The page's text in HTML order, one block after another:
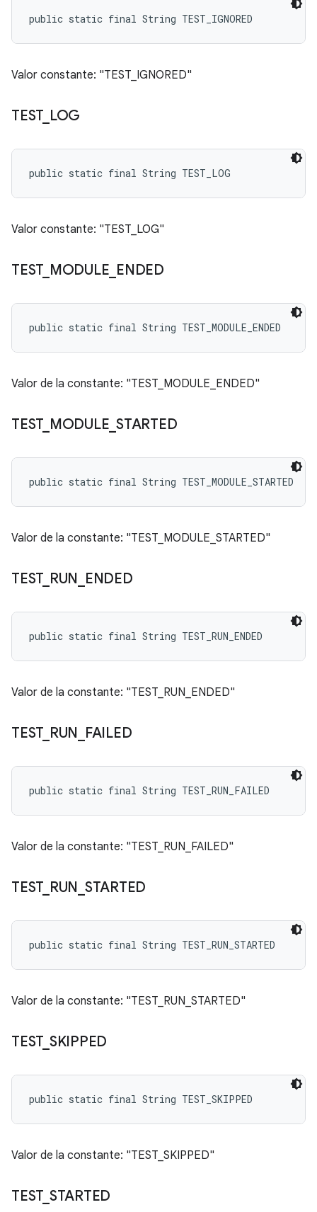
public static final String TEST_IGNORED
Valor constante: "TEST_IGNORED"
TEST_ LOG
public static final String TEST_LOG
Valor constante: "TEST_LOG"
TEST_ MODULE ENDED
public static final String TEST_MODULE_ENDED
Valor de la constante: "TEST_MODULE_ENDED"
TEST_ MODULE STARTED
public static final String TEST_MODULE_STARTED
Valor de la constante: "TEST_MODULE_STARTED"
TEST_ RUN ENDED
public static final String TEST_RUN_ENDED
Valor de la constante: "TEST_RUN_ENDED"
TEST_ RUN FAILED
public static final String TEST_RUN_FAILED
Valor de la constante: "TEST_RUN_FAILED"
TEST_ RUN STARTED
public static final String TEST_RUN_STARTED
Valor de la constante: "TEST_RUN_STARTED"
TEST_ SKIPPED
public static final String TEST_SKIPPED
Valor de la constante: "TEST_SKIPPED"
TEST_ STARTED